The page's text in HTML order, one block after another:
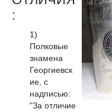
:
1)
Полковые
знамена
Георгиевск
ие, с
надписью:
"За отличие